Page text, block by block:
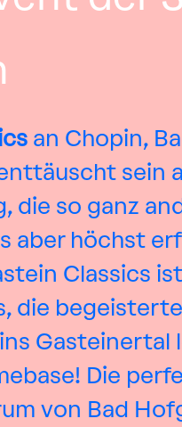
an Chopin,
sein
die so ganz
aber höchst
Classics
die
Gasteinertal
Die
von Bad